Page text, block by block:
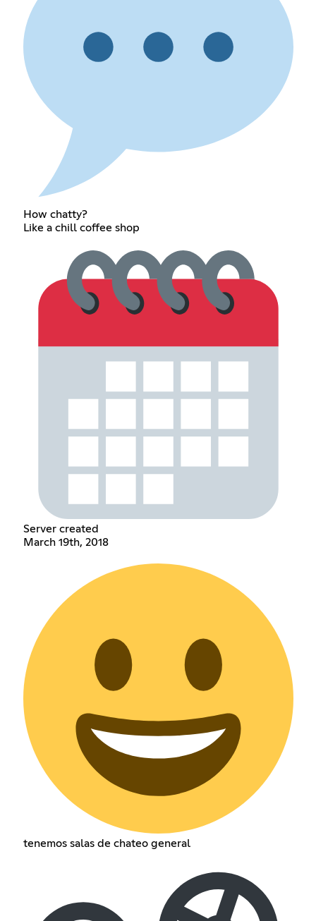
How chatty?
Like a chill coffee shop
Server created
March 19th, 2018
tenemos salas de chateo general